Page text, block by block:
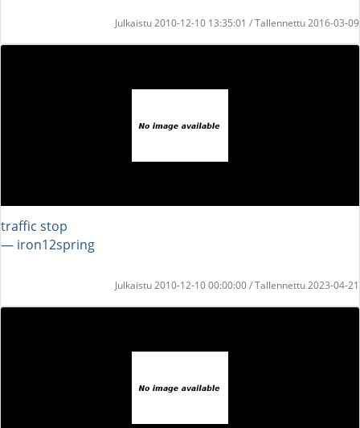
Julkaistu 2010-12-10 13:35:01 / Tallennettu 2016-03-09
traffic stop
― iron12spring
Julkaistu 2010-12-10 00:00:00 / Tallennettu 2023-04-21